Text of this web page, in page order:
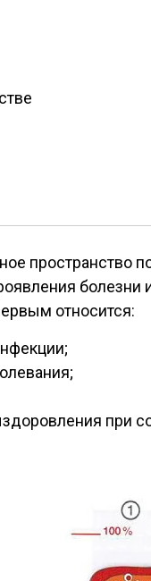
пространство
относится:
при